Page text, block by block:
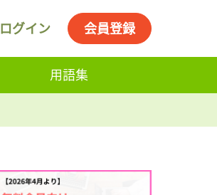
ログイン 会員登録
用語集